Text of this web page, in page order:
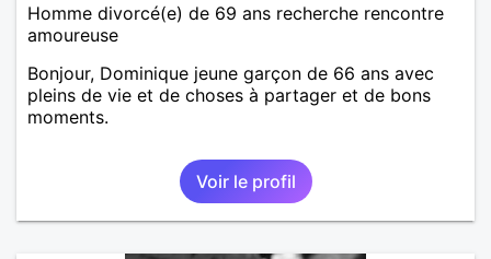
Homme divorcé(e) de 69 ans recherche rencontre
amoureuse
Bonjour, Dominique jeune garçon de 66 ans avec
pleins de vie et de choses à partager et de bons
moments.
Voir le profil